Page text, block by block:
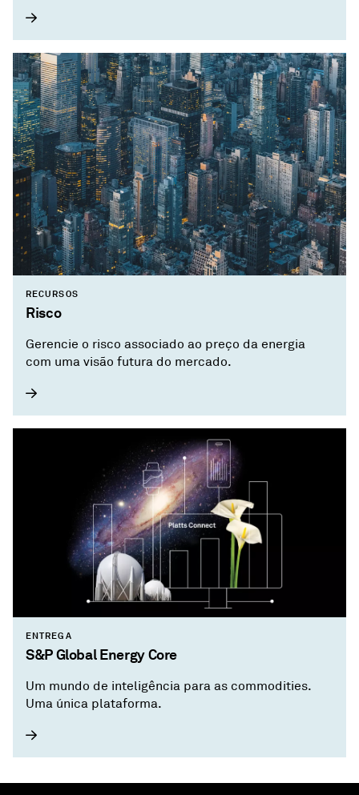
RECURSOS
Risco
Gerencie o risco associado ao preço da energia
com uma visão futura do mercado.
ENTREGA
S&P Global Energy Core
Um mundo de inteligência para as commodities.
Uma única plataforma.